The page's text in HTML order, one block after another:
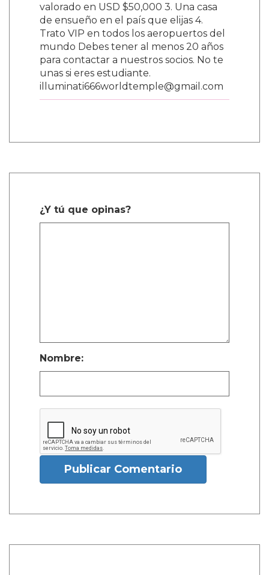
valorado en USD $50,000 3. Una casa
de ensueño en el país que elijas 4.
Trato VIP en todos los aeropuertos del
mundo Debes tener al menos 20 años
para contactar a nuestros socios. No te
unas si eres estudiante.
illuminati666worldtemple@gmail.com
¿Y tú que opinas?
Nombre:
Publicar Comentario